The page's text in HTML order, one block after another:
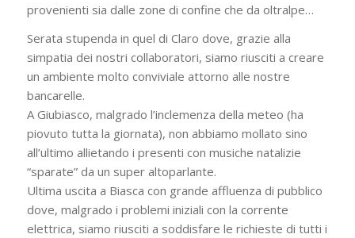
provenienti sia dalle zone di confine che da oltralpe…
Serata stupenda in quel di Claro dove, grazie alla
simpatia dei nostri collaboratori, siamo riusciti a creare
un ambiente molto conviviale attorno alle nostre
bancarelle.
A Giubiasco, malgrado l’inclemenza della meteo (ha
piovuto tutta la giornata), non abbiamo mollato sino
all’ultimo allietando i presenti con musiche natalizie
“sparate” da un super altoparlante.
Ultima uscita a Biasca con grande affluenza di pubblico
dove, malgrado i problemi iniziali con la corrente
elettrica, siamo riusciti a soddisfare le richieste di tutti i